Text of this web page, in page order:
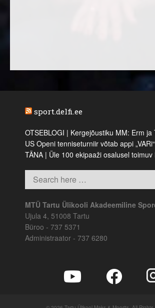
sport.delfi.ee
OTSEBLOGI | Kergejõustiku MM: Erm
US Openi tenniseturniir võtab appi „VARi“
TÄNA | Üle 100 ekipaaži osalusel
MTÜ Tartu Ülikooli Akadeemiline
Ujula 4, 51008 Tartu
Büroo - 737 5371
Administraator - 737 6280